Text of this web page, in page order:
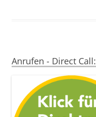
Anrufen - Direct Call: